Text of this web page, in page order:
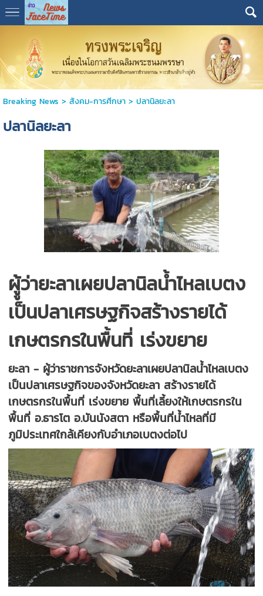
Breaking News > สังคม-การศีกษา> ปลานิลยะลา
ปลานิลยะลา
ผูู้ว่ายะลาเผยปลานิลน้ำไหลเบตง
เป็นปลาเศรษฐกิจสร้างรายได้
เกษตรกรในพื้นที่ เร่งขยาย
ยะลา - ผู้ว่าราชการจังหวัดยะลาเผยปลานิลน้ำไหลเบตง
เป็นปลาเศรษฐกิจของจังหวัดยะลา สร้างรายได้
เกษตรกรในพื้นที่ เร่งขยาย พื้นที่เลี้ยงให้เกษตรกรใน
พื้นที่ อ.ธารโต อ.บันนังสตา หรือพื้นที่น้ำไหลที่มี
ภูมิประเทศใกล้เคียงกับอำเภอเบตงต่อไป